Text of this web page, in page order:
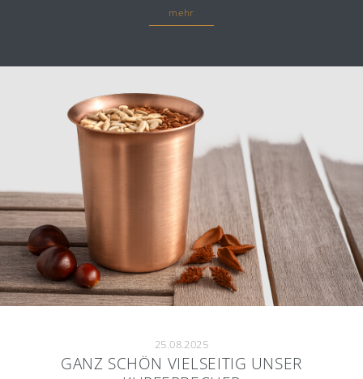
25.08.2025
GANZ SCHÖN VIELSEITIG UNSER
mehr